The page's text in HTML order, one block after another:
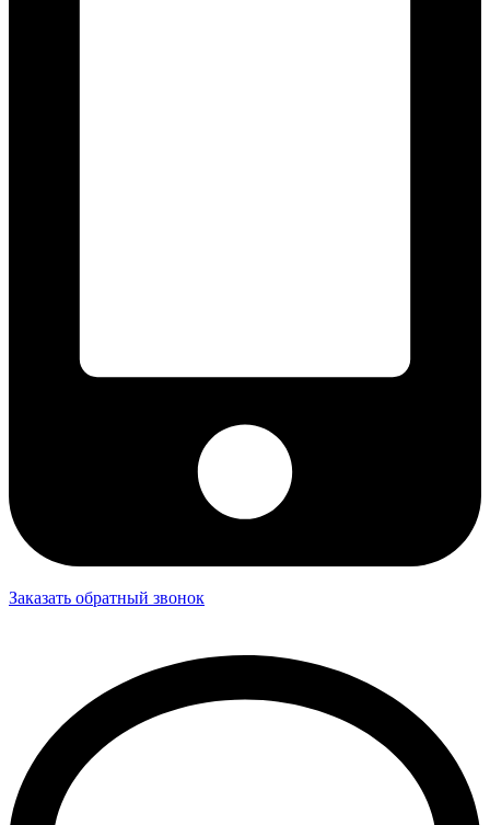
Заказать обратный звонок